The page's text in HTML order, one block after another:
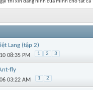
thì xin đăng hình của mình cho tất
Lang (tập 2)
08:35 PM 1 2 3
fly
03:22 AM 1 2